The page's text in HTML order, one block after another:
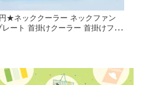
★ネッククーラー ネックファン
ート 首掛けクーラー 首掛けファ
節 360°強力送風 静音設計 羽根な
マスク蒸れ対策 暑さ対策